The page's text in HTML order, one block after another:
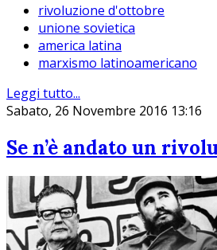
rivoluzione d'ottobre
unione sovietica
america latina
marxismo latinoamericano
Leggi tutto...
Sabato, 26 Novembre 2016 13:16
Se n’è andato un